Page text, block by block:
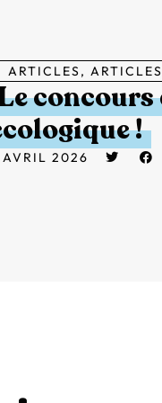
ARTICLES,
!
2026